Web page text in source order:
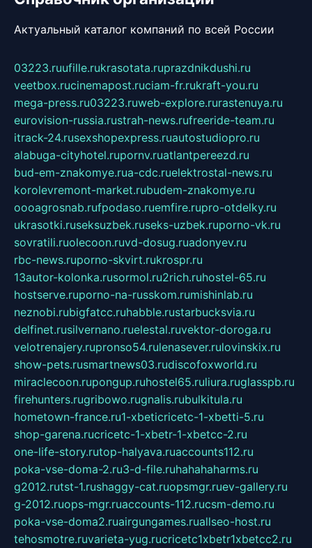
Актуальный каталог компаний по всей России
03223.ruufille.rukrasotata.ruprazdnikdushi.ru
veetbox.rucinemapost.ruciam-fr.rukraft-you.ru
mega-press.ru03223.ruweb-explore.rurastenuya.ru
eurovision-russia.rustrah-news.rufreeride-team.ru
itrack-24.rusexshopexpress.ruautostudiopro.ru
alabuga-cityhotel.rupornv.ruatlantpereezd.ru
bud-em-znakomye.rua-cdc.ruelektrostal-news.ru
korolevremont-market.rubudem-znakomye.ru
oooagrosnab.rufpodaso.ruemfire.rupro-otdelky.ru
ukrasotki.ruseksuzbek.ruseks-uzbek.ruporno-vk.ru
sovratili.ruolecoon.ruvd-dosug.ruadonyev.ru
rbc-news.ruporno-skvirt.rukrospr.ru
13autor-kolonka.rusormol.ru2rich.ruhostel-65.ru
hostserve.ruporno-na-russkom.rumishinlab.ru
neznobi.rubigfatcc.ruhabble.rustarbucksvia.ru
delfinet.rusilvernano.ruelestal.ruvektor-doroga.ru
velotrenajery.rupronso54.rulenasever.rulovinskix.ru
show-pets.rusmartnews03.rudiscofoxworld.ru
miraclecoon.rupongup.ruhostel65.ruliura.ruglasspb.ru
firehunters.rugribowo.rugnalis.rubulkitula.ru
hometown-france.ru1-xbeticricetc-1-xbetti-5.ru
shop-garena.rucricetc-1-xbetr-1-xbetcc-2.ru
one-life-story.rutop-halyava.ruaccounts112.ru
poka-vse-doma-2.ru3-d-file.ruhahahaharms.ru
g2012.rutst-1.rushaggy-cat.ruopsmgr.ruev-gallery.ru
g-2012.ruops-mgr.ruaccounts-112.rucsm-demo.ru
poka-vse-doma2.ruairgungames.ruallseo-host.ru
tehosmotre.ruvarieta-yug.rucricetc1xbetr1xbetcc2.ru